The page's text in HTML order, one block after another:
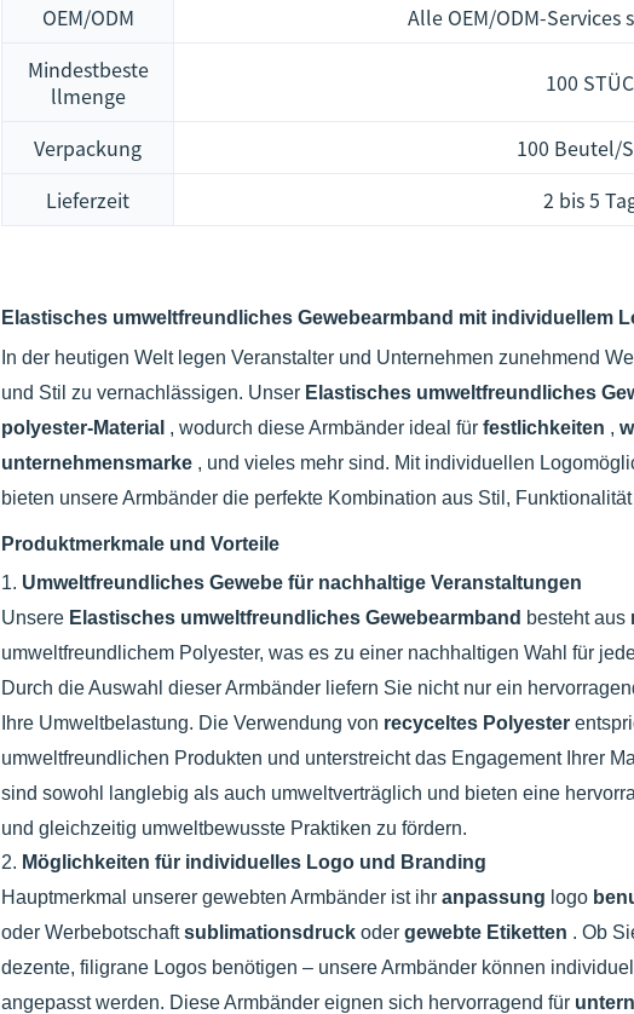
OEM/ODM
Alle OEM/ODM-
Mindestbeste
llmenge
100
Verpackung
100 Beutel/
Lieferzeit
2 bis 5
Elastisches umweltfreundliches Gewebearmband mit individuellem
In der heutigen Welt legen Veranstalter und Unternehmen zunehmend
und Stil zu vernachlässigen. Unser Elastisches umweltfreundliches
polyester-Material , wodurch diese Armbänder ideal für festlichkeiten ,
unternehmensmarke , und vieles mehr sind. Mit individuellen
bieten unsere Armbänder die perfekte Kombination aus Stil,
Produktmerkmale und Vorteile
1. Umweltfreundliches Gewebe für nachhaltige Veranstaltungen
Unsere Elastisches umweltfreundliches Gewebearmband besteht aus
umweltfreundlichem Polyester, was es zu einer nachhaltigen Wahl für
Durch die Auswahl dieser Armbänder liefern Sie nicht nur ein
Ihre Umweltbelastung. Die Verwendung von recyceltes Polyester
umweltfreundlichen Produkten und unterstreicht das Engagement Ihrer
sind sowohl langlebig als auch umweltverträglich und bieten eine
und gleichzeitig umweltbewusste Praktiken zu fördern.
2. Möglichkeiten für individuelles Logo und Branding
Hauptmerkmal unserer gewebten Armbänder ist ihr anpassung logo
oder Werbebotschaftsublimationsdruck oder gewebte Etiketten . Ob
dezente, filigrane Logos benötigen – unsere Armbänder können
angepasst werden. Diese Armbänder eignen sich hervorragend für